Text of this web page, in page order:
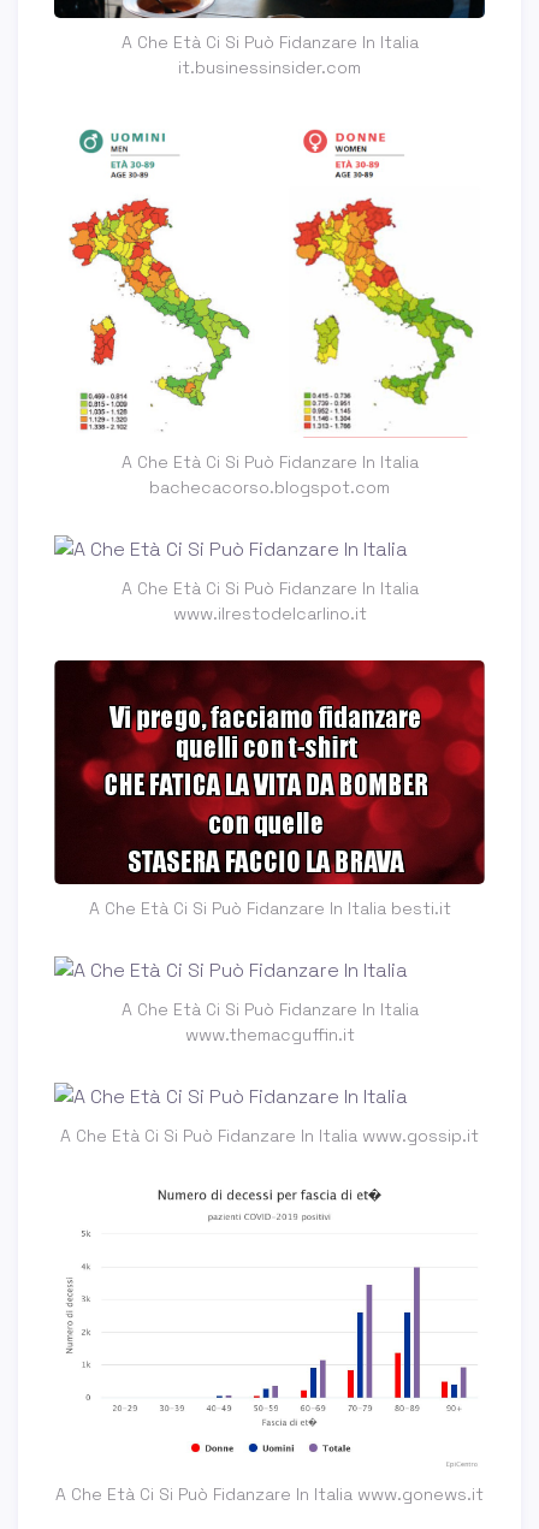
A Che Età Ci Si Può Fidanzare In Italia
it.businessinsider.com
A Che Età Ci Si Può Fidanzare In Italia
bachecacorso.blogspot.com
A Che Età Ci Si Può Fidanzare In Italia
www.ilrestodelcarlino.it
A Che Età Ci Si Può Fidanzare In Italia besti.it
A Che Età Ci Si Può Fidanzare In Italia
www.themacguffin.it
A Che Età Ci Si Può Fidanzare In Italia www.gossip.it
A Che Età Ci Si Può Fidanzare In Italia www.gonews.it